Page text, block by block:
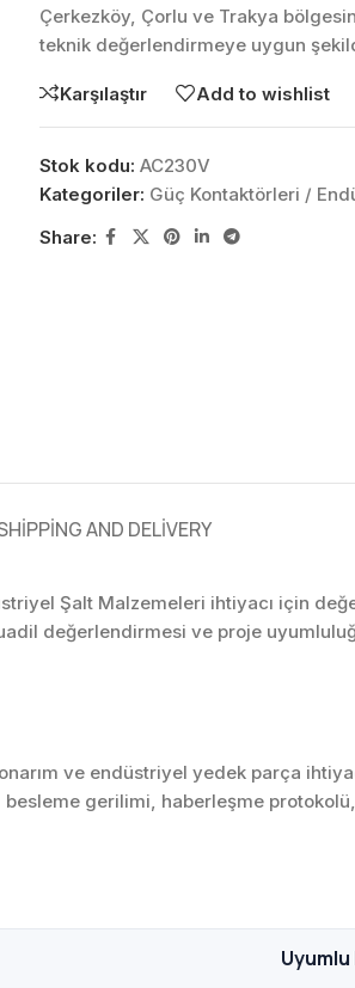
Çerkezköy, Çorlu ve Trakya
teknik değerlendirmeye uygun
Karşılaştır Add to wishlist
Stok kodu: AC230V
Kategoriler: Güç Kontaktörleri /
Share:
AND DELIVERY
Şalt Malzemeleri ihtiyacı için
değerlendirmesi ve proje
ve endüstriyel yedek parça
gerilimi, haberleşme protokolü,
Uyumlu